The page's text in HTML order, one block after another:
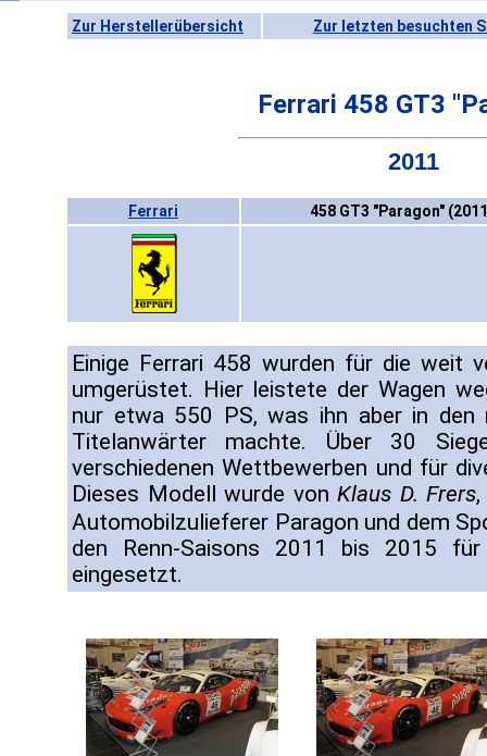
Zur Herstellerübersicht Zur letzten besuchten
Ferrari 458 GT3
2011
Ferrari 458 GT3 "Paragon"
Einige Ferrari 458 wurden für die weit
umgerüstet. Hier leistete der Wagen
nur etwa 550 PS, was ihn aber in den
Titelanwärter machte. Über 30
verschiedenen Wettbewerben und für
Dieses Modell wurde von Klaus D. Frers
Automobilzulieferer Paragon und dem
den Renn-Saisons 2011 bis 2015 für
eingesetzt.